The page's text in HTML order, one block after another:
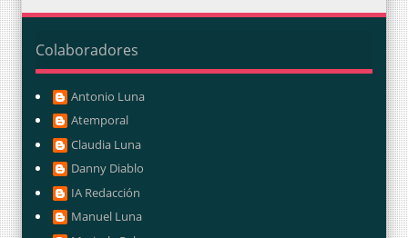
Colaboradores
Antonio Luna
Atemporal
Claudia Luna
Danny Diablo
IA Redacción
Manuel Luna